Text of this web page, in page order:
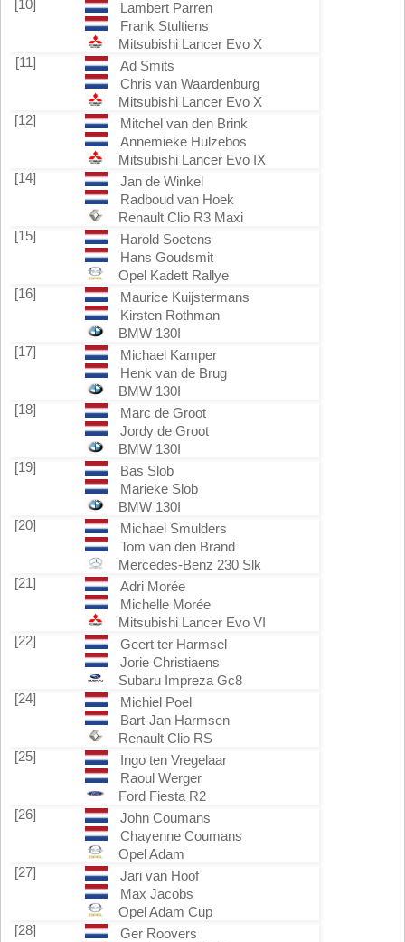
[10]
Lambert Parren
Frank Stultiens
Mitsubishi Lancer Evo X
[11]
Ad Smits
Chris van Waardenburg
Mitsubishi Lancer Evo X
[12]
Mitchel van den Brink
Annemieke Hulzebos
Mitsubishi Lancer Evo IX
[14]
Jan de Winkel
Radboud van Hoek
Renault Clio R3 Maxi
[15]
Harold Soetens
Hans Goudsmit
Opel Kadett Rallye
[16]
Maurice Kuijstermans
Kirsten Rothman
BMW 130I
[17]
Michael Kamper
Henk van de Brug
BMW 130I
[18]
Marc de Groot
Jordy de Groot
BMW 130I
[19]
Bas Slob
Marieke Slob
BMW 130I
[20]
Michael Smulders
Tom van den Brand
Mercedes-Benz 230 Slk
[21]
Adri Morée
Michelle Morée
Mitsubishi Lancer Evo VI
[22]
Geert ter Harmsel
Jorie Christiaens
Subaru Impreza Gc8
[24]
Michiel Poel
Bart-Jan Harmsen
Renault Clio RS
[25]
Ingo ten Vregelaar
Raoul Werger
Ford Fiesta R2
[26]
John Coumans
Chayenne Coumans
Opel Adam
[27]
Jari van Hoof
Max Jacobs
Opel Adam Cup
[28]
Ger Roovers